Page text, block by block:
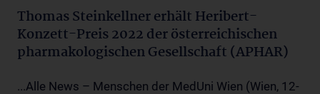
Thomas Steinkellner erhält Heribert-
Konzett-Preis 2022 der österreichischen
pharmakologischen Gesellschaft (APHAR)
...Alle News – Menschen der MedUni Wien (Wien, 12-